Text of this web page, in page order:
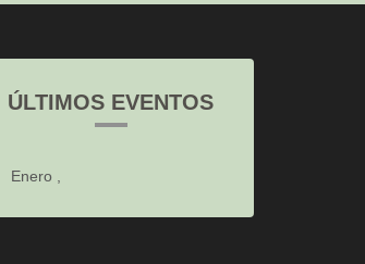
ÚLTIMOS EVENTOS
Enero ,